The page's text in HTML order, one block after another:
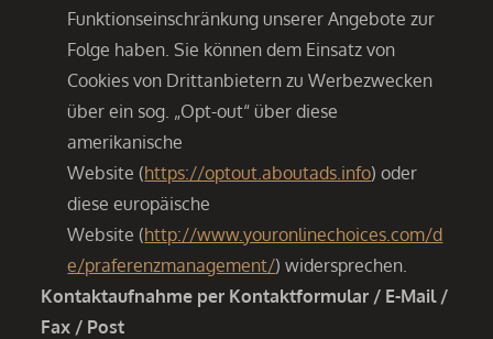
Funktionseinschränkung unserer Angebote zur
Folge haben. Sie können dem Einsatz von
Cookies von Drittanbietern zu Werbezwecken
über ein sog. „Opt-out“ über diese
amerikanische
Website (https://optout.aboutads.info) oder
diese europäische
Website (http://www.youronlinechoices.com/d
e/praferenzmanagement/) widersprechen.
Kontaktaufnahme per Kontaktformular / E-Mail /
Fax / Post